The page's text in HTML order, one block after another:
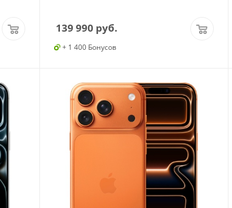
139 990 руб.
+ 1 400 Бонусов